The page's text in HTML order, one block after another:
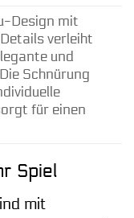
Design mit
verleiht
und
Schnürung
für einen
Spiel
mit